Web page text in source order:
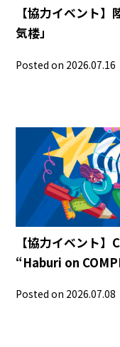
【協力イベント
気楼」
Posted on 2026.07.16
【協力イベント
“Haburi on
Posted on 2026.07.08